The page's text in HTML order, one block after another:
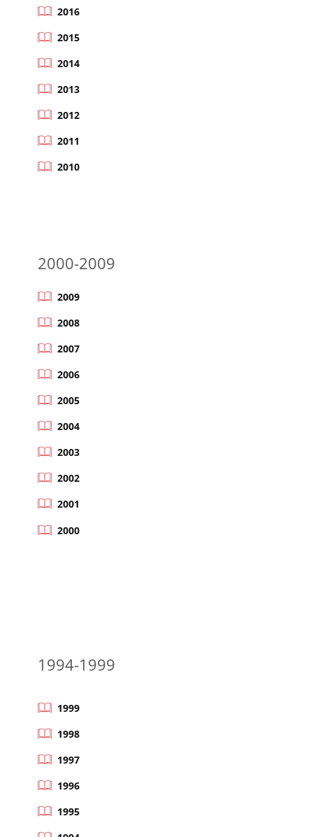
2016
2015
2014
2013
2012
2011
2010
2000-2009
2009
2008
2007
2006
2005
2004
2003
2002
2001
2000
1994-1999
1999
1998
1997
1996
1995